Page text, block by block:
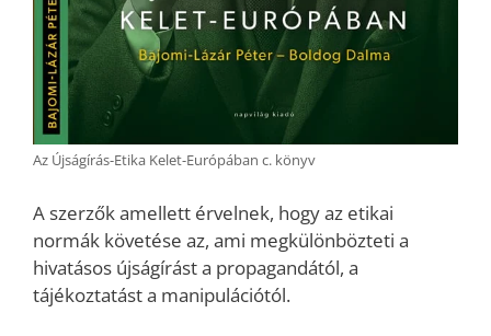
Az Újságírás-Etika Kelet-Európában c. könyv
A szerzők amellett érvelnek, hogy az etikai
normák követése az, ami megkülönbözteti a
hivatásos újságírást a propagandától, a
tájékoztatást a manipulációtól.